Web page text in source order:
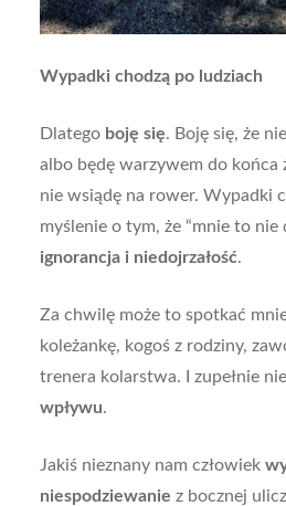
Wypadki chodzą po ludziach
Dlatego boję się. Boję się, że
albo będę warzywem do końca
nie wsiądę na rower. Wypadki
myślenie o tym, że “mnie to nie
ignorancja i niedojrzałość.
Za chwilę może to spotkać
koleżankę, kogoś z rodziny,
trenera kolarstwa. I zupełnie
wpływu.
Jakiś nieznany nam człowiek
niespodziewanie z bocznej